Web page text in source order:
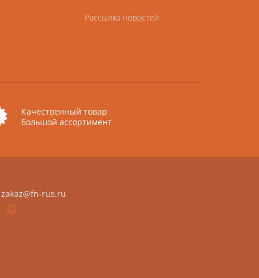
Рассылка новостей
Качественный товар
большой ассортимент
zakaz@fn-rus.ru